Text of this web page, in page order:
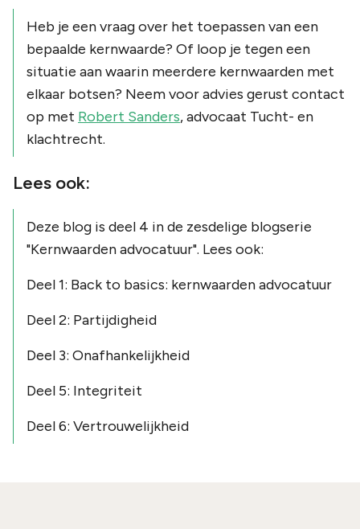
Heb je een vraag over het toepassen van een
bepaalde kernwaarde? Of loop je tegen een
situatie aan waarin meerdere kernwaarden met
elkaar botsen? Neem voor advies gerust contact
op met Robert Sanders, advocaat Tucht- en
klachtrecht.
Lees ook:
Deze blog is deel 4 in de zesdelige blogserie
"Kernwaarden advocatuur". Lees ook:
Deel 1: Back to basics: kernwaarden advocatuur
Deel 2: Partijdigheid
Deel 3: Onafhankelijkheid
Deel 5: Integriteit
Deel 6: Vertrouwelijkheid